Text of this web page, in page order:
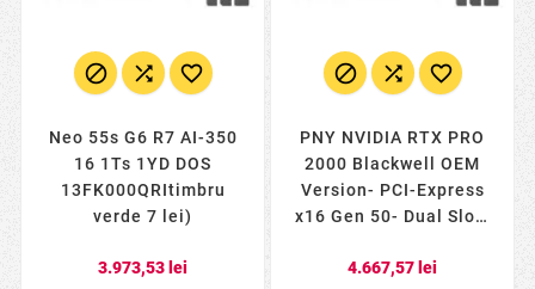
  
Neo 55s G6 R7 AI-350
16 1Ts 1YD DOS
13FK000QRItimbru
verde 7 lei)
3.973,53 lei
  
PNY NVIDIA RTX PRO
2000 Blackwell OEM
Version- PCI-Express
x16 Gen 50- Dual Slot-
128-bit- 4x Mini DP
4.667,57 lei